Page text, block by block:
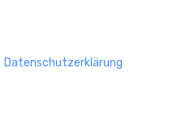
Datenschutzerklärung